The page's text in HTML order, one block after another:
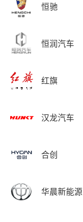
恒驰
恒润汽车
红旗
汉龙汽车
合创
华晨新能源